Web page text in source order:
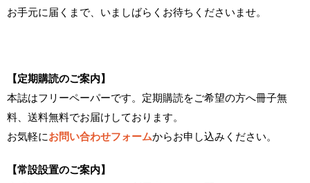
お手元に届くまで、いましばらくお待ちくださいませ。
【定期購読のご案内】
本誌はフリーペーパーです。定期購読をご希望の方へ冊子無
料、送料無料でお届けしております。
お気軽にお問い合わせフォームからお申し込みください。
【常設設置のご案内】